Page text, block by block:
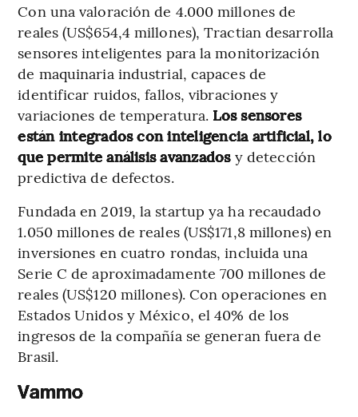
Con una valoración de 4.000 millones de
reales (US$654,4 millones), Tractian desarrolla
sensores inteligentes para la monitorización
de maquinaria industrial, capaces de
identificar ruidos, fallos, vibraciones y
variaciones de temperatura. Los sensores
están integrados con inteligencia artificial, lo
que permite análisis avanzados y detección
predictiva de defectos.
Fundada en 2019, la startup ya ha recaudado
1.050 millones de reales (US$171,8 millones) en
inversiones en cuatro rondas, incluida una
Serie C de aproximadamente 700 millones de
reales (US$120 millones). Con operaciones en
Estados Unidos y México, el 40% de los
ingresos de la compañía se generan fuera de
Brasil.
Vammo